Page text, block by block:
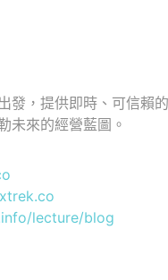
發，提供即時、可信賴
未來的經營藍圖。
lecture/blog